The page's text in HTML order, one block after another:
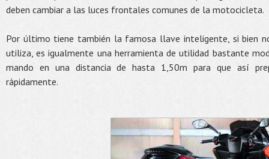
deben cambiar a las luces frontales comunes de la motocicleta.
Por último tiene también la famosa llave inteligente, si bien
utiliza, es igualmente una herramienta de utilidad bastante
mando en una distancia de hasta 1,50m para que así
rápidamente.